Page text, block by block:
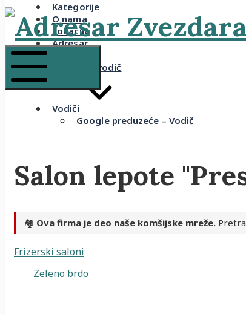
Kategorije
O nama
Lokacije
Adresar
Komšijski vodič
Vodiči
Google preduzeće – Vodič
Salon lepote
🏘️ Ova firma je deo naše komšijske mreže.
Frizerski saloni
Zeleno brdo